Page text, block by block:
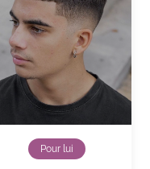
Pour lui